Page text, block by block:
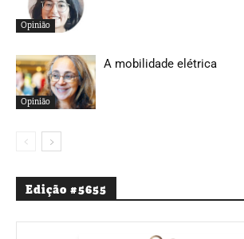
Opinião
Opinião
A mobilidade elétrica
Edição #5655